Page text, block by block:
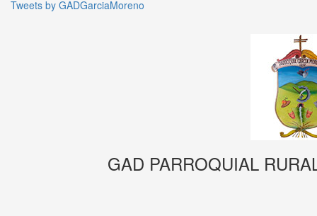
Tweets by GADGarciaMoreno
GAD PARROQUIAL